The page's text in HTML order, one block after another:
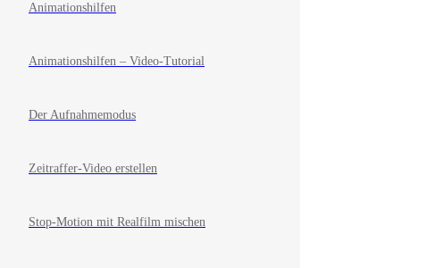
Animationshilfen
Animationshilfen – Video-Tutorial
Der Aufnahmemodus
Zeitraffer-Video erstellen
Stop-Motion mit Realfilm mischen